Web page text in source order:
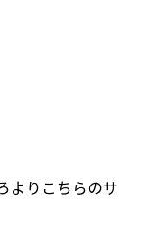
よりこちらのサ